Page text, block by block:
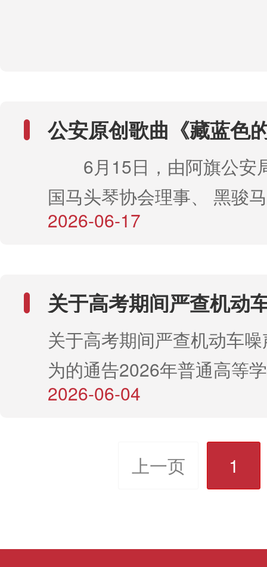
为。（二）旅游交通安全
终点均不在赤峰）旅游包
车、长途自驾私家车的超
员不系安全带等交通违法
车无反光标识、违法载人
界及广大群众参与监督，
以下方式举报：122（公安
出行、安全驾驶，共同维
局交通管理支队2026年
值班民警祝新征、尹万鑫
便看到独自徘徊的老人。
人俯身温言安抚：“大爷
的话语，瞬间稳住了老
方比对、逐一核查。电话
成功锁定老人身份并联系
人扶上警车，全程陪伴护
无恙，家属悬着的心终于
语，满腔深情 事后，老
局，郑重地说：“这样的
公安原创歌曲《藏蓝色
6月15日，由阿旗公安
国马头琴协会理事、 黑骏
原创歌曲《藏蓝色的青
萃取了当地壮美的自然风
原为背景，将广大公安民
入歌声，生动诠释了“强治
曲紧扣公安机关戍边守土
辅警顶风踏雪、逆行出征
们舍小家、为万家，扎根
铿锵，歌词质朴走心，既
公安队伍滚烫的信仰、无
扎根草原、守望北疆、守
2026-06-17
关于高考期间严查机动
关于高考期间严查机动车
为的通告2026年普通高等
幕。为切实保障全市高考
广大考生营造安静、有序
局交通管理支队决定于高
事宜通告如下：一、整治
2026-06-04
上一页 1